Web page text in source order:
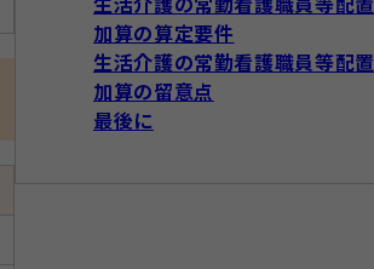
加算の算定要件
生活介護の常勤看護職員等配置
加算の留意点
最後に